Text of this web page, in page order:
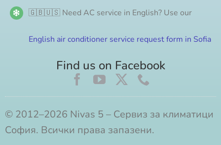
🇬🇧🇺🇸 Need AC service in English? Use our
English air conditioner service request form in Sofia
Find us on Facebook
© 2012–2026 Nivas 5 – Сервиз за климатици
София. Всички права запазени.